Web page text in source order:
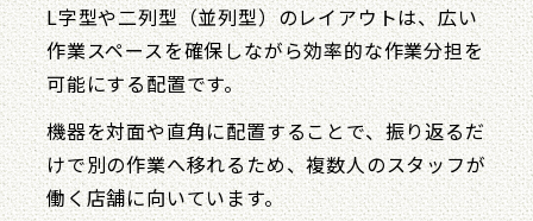
L字型や二列型（並列型）のレイアウトは、広い
作業スペースを確保しながら効率的な作業分担を
可能にする配置です。
機器を対面や直角に配置することで、振り返るだ
けで別の作業へ移れるため、複数人のスタッフが
働く店舗に向いています。